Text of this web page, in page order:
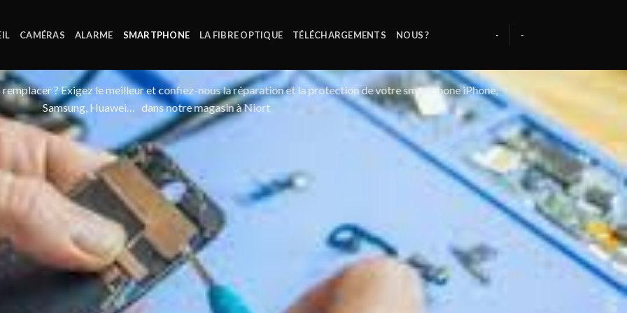
CAMÉRAS ALARME SMARTPHONE LA FIBRE OPTIQUE TÉLÉCHARGEMENTS NOUS ? - -
? Exigez le meilleur et confiez-nous la réparation et la protection de votre smartphone iPhone,
Samsung, Huawei… dans notre magasin à Niort